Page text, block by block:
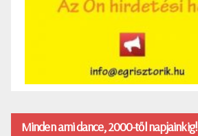
Minden ami dance, 2000-től napjainkig!